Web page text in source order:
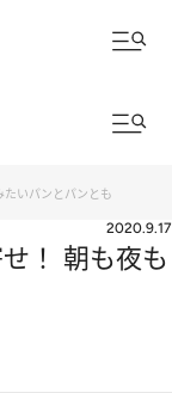
いパンとパンとも
2020.9.17
！ 朝も夜も